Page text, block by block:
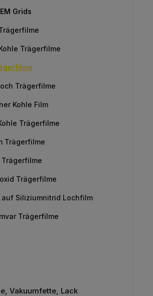
Grids
Trägerfilme
Trägerfilme
Kohle Film
Trägerfilme
Trägerfilme
Trägerfilme
Trägerfilme
auf Siliziumnitrid Lochfilm
Trägerfilme
Vakuumfette, Lack